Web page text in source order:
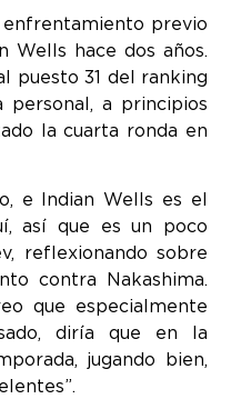
enfrentamiento previo
Wells hace dos años.
puesto 31 del ranking
personal, a principios
la cuarta ronda en
e Indian Wells es el
así que es un poco
reflexionando sobre
contra Nakashima.
que especialmente
diría que en la
jugando bien,